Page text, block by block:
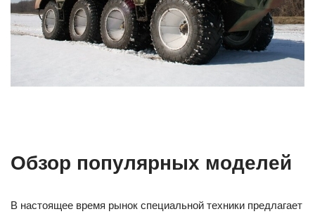
Обзор популярных моделей
В настоящее время рынок специальной техники предлагает